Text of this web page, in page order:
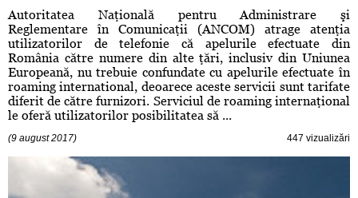
Autoritatea Naţională pentru Administrare şi
Reglementare în Comunicaţii (ANCOM) atrage atenţia
utilizatorilor de telefonie că apelurile efectuate din
România către numere din alte ţări, inclusiv din Uniunea
Europeană, nu trebuie confundate cu apelurile efectuate în
roaming international, deoarece aceste servicii sunt tarifate
diferit de către furnizori. Serviciul de roaming internaţional
le oferă utilizatorilor posibilitatea să ...
(9 august 2017) 447 vizualizări